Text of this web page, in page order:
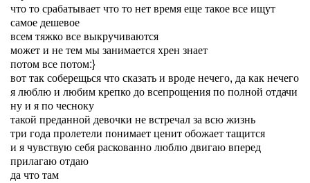
что то срабатывает что то нет время еще такое все ищут
самое дешевое
всем тяжко все выкручиваются
может и не тем мы занимается хрен знает
потом все потом:}
вот так соберещься что сказать и вроде нечего, да как нечего
я люблю и любим крепко до всепрощения по полной отдачи
ну и я по чесноку
такой преданной девочки не встречал за всю жизнь
три года пролетели понимает ценит обожает тащится
и я чувствую себя раскованно люблю двигаю вперед
прилагаю отдаю
да что там